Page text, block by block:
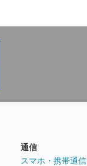
通信
スマホ・携帯通